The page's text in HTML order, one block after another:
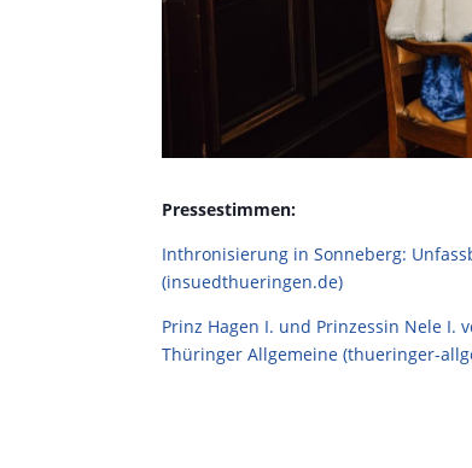
Pressestimmen:
Inthronisierung in Sonneberg:
(insuedthueringen.de)
Prinz Hagen I. und Prinzessin Nele
Thüringer Allgemeine (thueringer-